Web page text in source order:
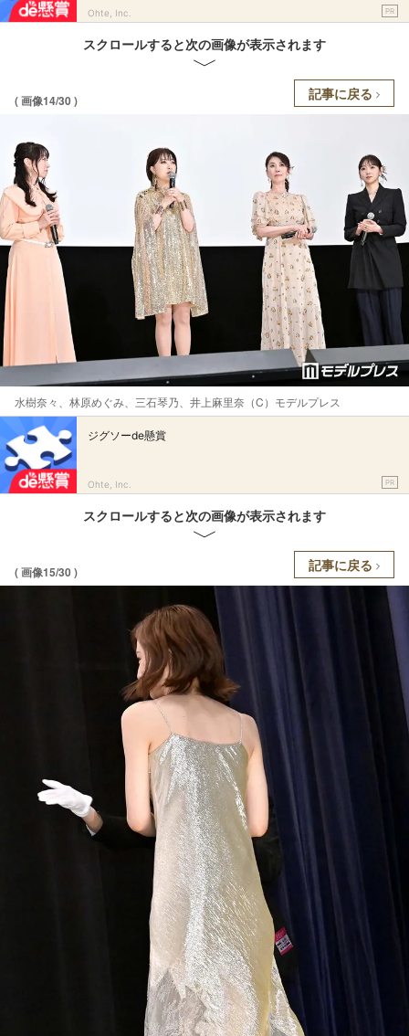
Ohte, Inc. PR
スクロールすると次の画像が表示されます
( 画像14/30 ) 記事に戻る
水樹奈々、林原めぐみ、三石琴乃、井上麻里奈（C）モデルプレス
ジグソーde懸賞
Ohte, Inc. PR
スクロールすると次の画像が表示されます
( 画像15/30 ) 記事に戻る